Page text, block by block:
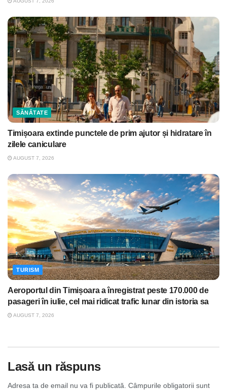
SĂNĂTATE
Timișoara extinde punctele de prim ajutor și hidratare în
zilele caniculare
AUGUST 7, 2026
TURISM
Aeroportul din Timișoara a înregistrat peste 170.000 de
pasageri în iulie, cel mai ridicat trafic lunar din istoria sa
AUGUST 7, 2026
Lasă un răspuns
Adresa ta de email nu va fi publicată. Câmpurile obligatorii sunt